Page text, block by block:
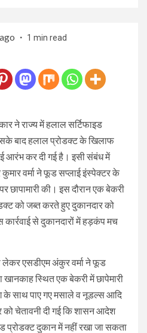
1 min read
ने राज्य में हलाल सर्टिफाइड
बाद हलाल प्रोडक्ट के खिलाफ
आरंभ कर दी गई है। इसी संबंध में
वर्मा ने फूड सप्लाई इंस्पेक्टर के
छापामारी की। इस दौरान एक बेकरी
को जब्त करते हुए दुकानदार को
से दुकानदारों में हड़कंप मच
लेकर एसडीएम अंकुर वर्मा ने फूड
स्थित एक बेकरी में छापेमारी
साथ पाए गए मसाले व नूडल्स आदि
चेतावनी दी गई कि शासन आदेश
प्रोडक्ट दुकान में नहीं रखा जा सकता